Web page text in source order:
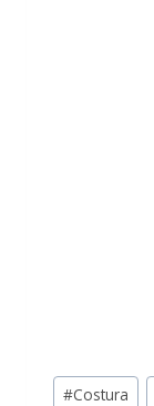
#Costura